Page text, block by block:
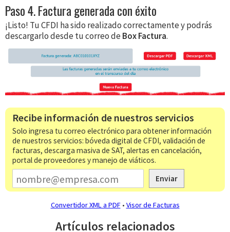
Paso 4. Factura generada con éxito
¡Listo! Tu CFDI ha sido realizado correctamente y podrás
descargarlo desde tu correo deBox Factura.
Recibe información de nuestros servicios
Solo ingresa tu correo electrónico para obtener información
de nuestros servicios: bóveda digital de CFDI, validación de
facturas, descarga masiva de SAT, alertas en cancelación,
portal de proveedores y manejo de viáticos.
Enviar
Convertidor XML a PDF• Visor de Facturas
Artículos relacionados